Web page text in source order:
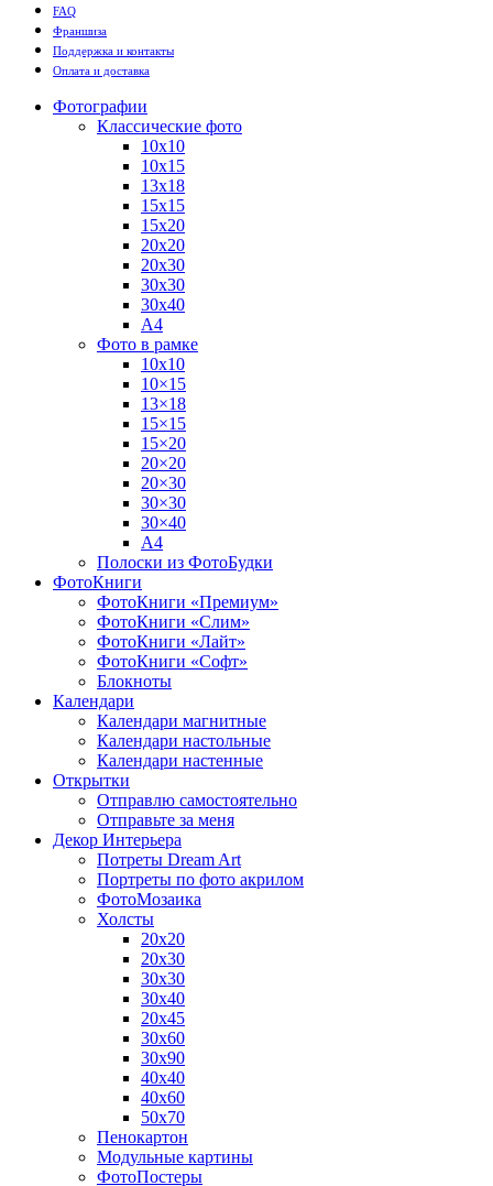
FAQ
Франшиза
Поддержка и контакты
Оплата и доставка
Фотографии
Классические фото
10х10
10х15
13х18
15х15
15х20
20х20
20х30
30х30
30х40
А4
Фото в рамке
10х10
10×15
13×18
15×15
15×20
20×20
20×30
30×30
30×40
A4
Полоски из ФотоБудки
ФотоКниги
ФотоКниги «Премиум»
ФотоКниги «Слим»
ФотоКниги «Лайт»
ФотоКниги «Софт»
Блокноты
Календари
Календари магнитные
Календари настольные
Календари настенные
Открытки
Отправлю самостоятельно
Отправьте за меня
Декор Интерьера
Потреты Dream Art
Портреты по фото акрилом
ФотоМозаика
Холсты
20х20
20х30
30х30
30х40
20х45
30х60
30х90
40х40
40х60
50х70
Пенокартон
Модульные картины
ФотоПостеры